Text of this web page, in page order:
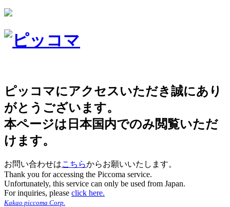
ピッコマにアクセスいただき誠にあり
がとうございます。
本ページは日本国内でのみ閲覧いただ
けます。
お問い合わせはこちらからお願いいたします。
Thank you for accessing the Piccoma service.
Unfortunately, this service can only be used from Japan.
For inquiries, please click here.
Kakao piccoma Corp.